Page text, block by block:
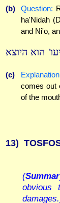
(b) Question:
ha'Nidah
and Ni'o,
הוא היוצא
(c)
comes out
of the
13)
(
obvious